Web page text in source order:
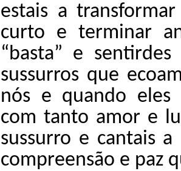
estais a
curto e terminar
“basta” e
sussurros que
nós e quando eles
com tanto amor e
sussurro e cantais
compreensão e paz